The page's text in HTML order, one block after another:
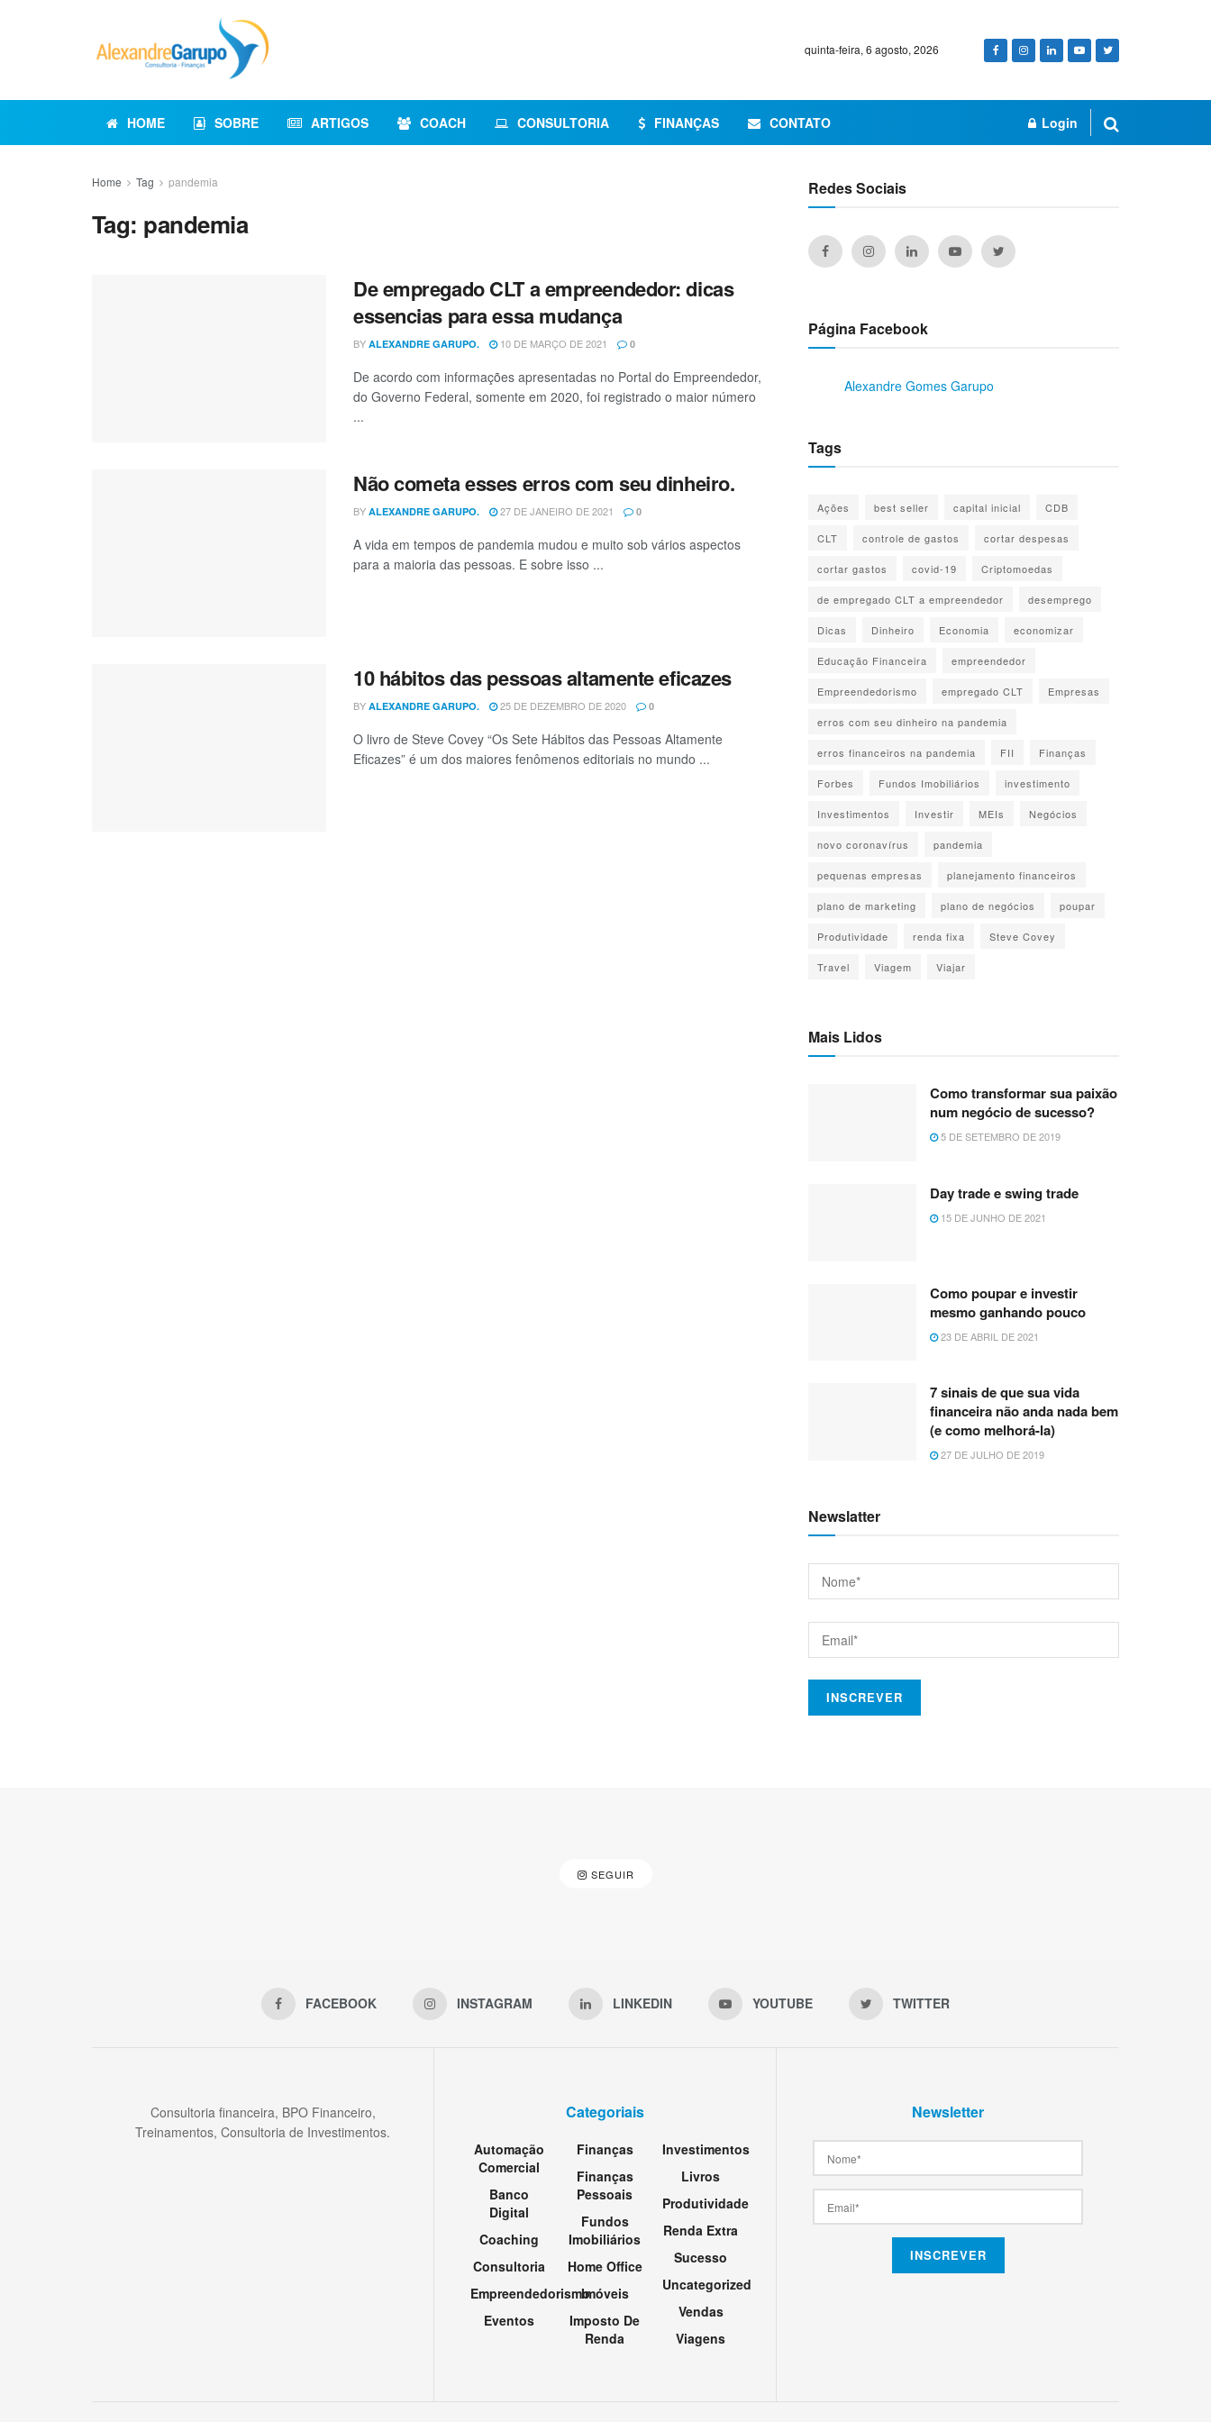
quinta-feira, 6 agosto, 2026
HOME SOBRE ARTIGOS COACH CONSULTORIA FINANÇAS CONTATO Login
Home Tag pandemia
Tag: pandemia
De empregado CLT a empreendedor: dicas
essencias para essa mudança
BY ALEXANDRE GARUPO. 10 DE MARÇO DE 2021 0
De acordo com informações apresentadas no Portal do Empreendedor,
do Governo Federal, somente em 2020, foi registrado o maior número
...
Não cometa esses erros com seu dinheiro.
BY ALEXANDRE GARUPO. 27 DE JANEIRO DE 2021 0
A vida em tempos de pandemia mudou e muito sob vários aspectos
para a maioria das pessoas. E sobre isso ...
10 hábitos das pessoas altamente eficazes
BY ALEXANDRE GARUPO. 25 DE DEZEMBRO DE 2020 0
O livro de Steve Covey “Os Sete Hábitos das Pessoas Altamente
Eficazes” é um dos maiores fenômenos editoriais no mundo ...
Redes Sociais
Página Facebook
Alexandre Gomes Garupo
Tags
Ações best seller capital inicial CDB
CLT controle de gastos cortar despesas
cortar gastos covid-19 Criptomoedas
de empregado CLT a empreendedor desemprego
Dicas Dinheiro Economia economizar
Educação Financeira empreendedor
Empreendedorismo empregado CLT Empresas
erros com seu dinheiro na pandemia
erros financeiros na pandemia FII Finanças
Forbes Fundos Imobiliários investimento
Investimentos Investir MEIs Negócios
novo coronavírus pandemia
pequenas empresas planejamento financeiros
plano de marketing plano de negócios poupar
Produtividade renda fixa Steve Covey
Travel Viagem Viajar
Mais Lidos
Como transformar sua paixão
num negócio de sucesso?
5 DE SETEMBRO DE 2019
Day trade e swing trade
15 DE JUNHO DE 2021
Como poupar e investir
mesmo ganhando pouco
23 DE ABRIL DE 2021
7 sinais de que sua vida
financeira não anda nada bem
(e como melhorá-la)
27 DE JULHO DE 2019
Newslatter
SEGUIR
FACEBOOK INSTAGRAM LINKEDIN YOUTUBE TWITTER
Consultoria financeira, BPO Financeiro,
Treinamentos, Consultoria de Investimentos.
Categoriais
Automação
Comercial
Banco
Digital
Coaching
Consultoria
Empreendedorismo
Eventos
Finanças
Finanças
Pessoais
Fundos
Imobiliários
Home Office
Imóveis
Imposto De
Renda
Investimentos
Livros
Produtividade
Renda Extra
Sucesso
Uncategorized
Vendas
Viagens
Newsletter